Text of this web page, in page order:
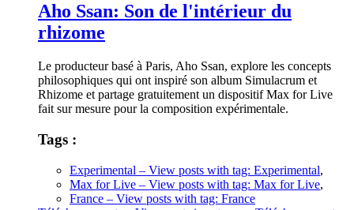
Aho Ssan: Son de l'intérieur du
rhizome
Le producteur basé à Paris, Aho Ssan, explore les concepts
philosophiques qui ont inspiré son album Simulacrum et
Rhizome et partage gratuitement un dispositif Max for Live
fait sur mesure pour la composition expérimentale.
Tags :
Experimental – View posts with tag: Experimental,
Max for Live – View posts with tag: Max for Live,
France – View posts with tag: France